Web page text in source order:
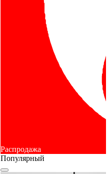
Распродажа
Популярный